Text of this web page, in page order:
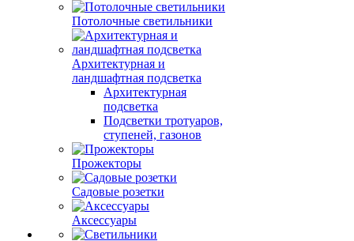
Потолочные светильники
Архитектурная и
ландшафтная подсветка
Архитектурная
подсветка
Подсветки тротуаров,
ступеней, газонов
Прожекторы
Садовые розетки
Аксессуары